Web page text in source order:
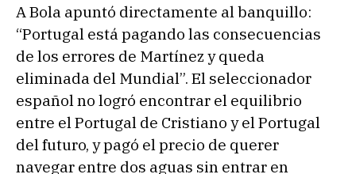
A Bola apuntó directamente al banquillo:
“Portugal está pagando las consecuencias
de los errores de Martínez y queda
eliminada del Mundial”. El seleccionador
español no logró encontrar el equilibrio
entre el Portugal de Cristiano y el Portugal
del futuro, y pagó el precio de querer
navegar entre dos aguas sin entrar en